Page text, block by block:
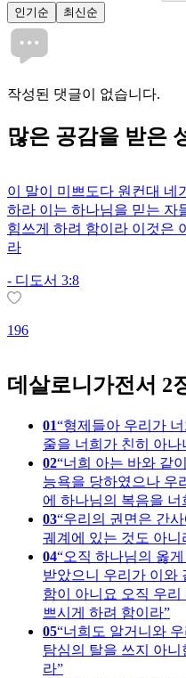
인기순
최신순
작성된 댓글이 없습니다.
많은 공감을 받은
이 말이 미쁘도다 원컨대 네
하라 이는 하나님을 믿는 자
힘쓰게 하려 함이라 이것은
라
- 디도서 3:8
196
데살로니가전서 2
01 형제들아 우리가
줄을 너희가 친히 아나
02 너희 아는 바와 같
능욕을 당하였으나 우
에 하나님의 복음을
03 우리의 권면은 간
궤계에 있는 것도 아니
04 오직 하나님의 옳
받았으니 우리가 이와
함이 아니요 오직 우리
쁘시게 하려 함이라
05 너희도 알거니와
탐심의 탈을 쓰지 아니
라